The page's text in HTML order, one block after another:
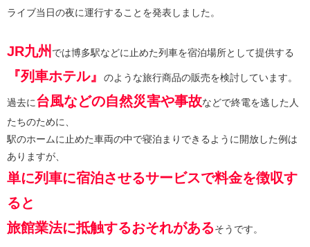
ライブ当日の夜に運行することを発表しました。
JR九州 では博多駅などに止めた列車を宿泊場所として提供する
『列車ホテル』 のような旅行商品の販売を検討しています。
過去に台風などの自然災害や事故などで終電を逃した人
たちのために、
駅のホームに止めた車両の中で寝泊まりできるように開放した例は
ありますが、
単に列車に宿泊させるサービスで料金を徴収す
ると
旅館業法に抵触するおそれがあるそうです。